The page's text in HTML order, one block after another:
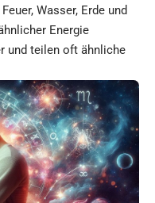
Wasser, Erde und
Energie
und teilen oft ähnliche